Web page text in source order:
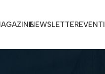
NEWSLETTEREVENTI